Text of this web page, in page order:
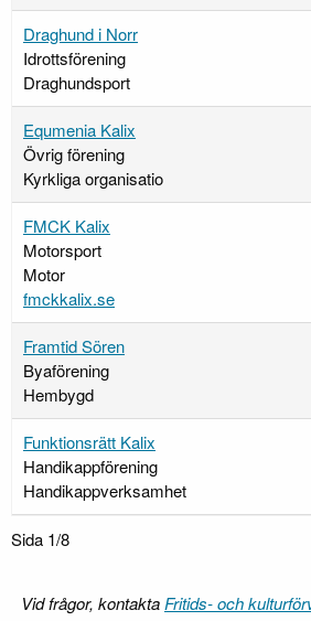
Draghund i Norr
Idrottsförening
Draghundsport
Equmenia Kalix
Övrig förening
Kyrkliga organisatio
FMCK Kalix
Motorsport
Motor
fmckkalix.se
Framtid Sören
Byaförening
Hembygd
Funktionsrätt Kalix
Handikappförening
Handikappverksamhet
Sida 1/8
Vid frågor, kontaktaFritids- och